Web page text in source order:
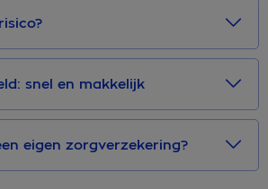
snel en makkelijk
eigen zorgverzekering?